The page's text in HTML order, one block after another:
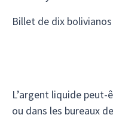
Billet de dix bolivianos
L’argent liquide peut-
ou dans les bureaux